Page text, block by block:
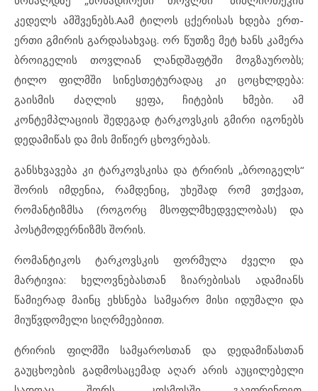
კედელს ამშვენებს.Aამ ტილოს ცქერისას ხდება ერთ-
ერთი გმირის გარდასახვაც. ორ წუთზე მეტ ხანს კამერა
ბროიგელის თოვლიან ლანდშაფტში მოგზაურობს;
ტილო ფილმში სინესთეტურადაც კი ცოცხლდება:
გაისმის ძაღლის ყეფა, ჩიტების ხმები. ამ
კონტემპლაციის შედეგად ტარკოვსკის გმირი იგონებს
დედამიწას და მის მიწიერ ცხოვრებას.
განსხვავება კი ტარკოვსკისა და ტრირის „ბროიგელს“
შორის იმდენია, რამდენიც, უხეშად რომ ვთქვათ,
რომანტიზმსა (როგორც მსოფლმხედველობას) და
პოსტმოდერნიზმს შორის.
რომანტიკოს ტარკოვსკის ფორმულა ძველი და
მარტივია: ხელოვნებასთან ზიარებისას ადამიანს
წამიერად მაინც ეხსნება სამყარო მისი იდუმალი და
მიუწვდომელი სიღრმეებიით.
ტრირის ფილმში სამყაროსთან და დედამიწასთან
გაუცხოების გადმოსაცემად აღარ არის აუცილებელი